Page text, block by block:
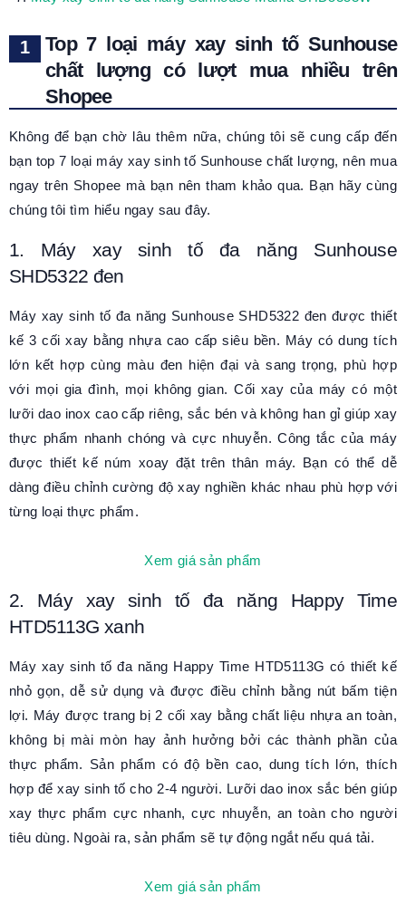
Top 7 loại máy xay sinh tố Sunhouse
chất lượng có lượt mua nhiều trên
Shopee
Không để bạn chờ lâu thêm nữa, chúng tôi sẽ cung cấp đến
bạn top 7 loại máy xay sinh tố Sunhouse chất lượng, nên mua
ngay trên Shopee mà bạn nên tham khảo qua. Bạn hãy cùng
chúng tôi tìm hiểu ngay sau đây.
1. Máy xay sinh tố đa năng Sunhouse
SHD5322 đen
Máy xay sinh tố đa năng Sunhouse SHD5322 đen được thiết
kế 3 cối xay bằng nhựa cao cấp siêu bền. Máy có dung tích
lớn kết hợp cùng màu đen hiện đại và sang trọng, phù hợp
với mọi gia đình, mọi không gian. Cối xay của máy có một
lưỡi dao inox cao cấp riêng, sắc bén và không han gỉ giúp xay
thực phẩm nhanh chóng và cực nhuyễn. Công tắc của máy
được thiết kế núm xoay đặt trên thân máy. Bạn có thể dễ
dàng điều chỉnh cường độ xay nghiền khác nhau phù hợp với
từng loại thực phẩm.
Xem giá sản phẩm
2. Máy xay sinh tố đa năng Happy Time
HTD5113G xanh
Máy xay sinh tố đa năng Happy Time HTD5113G có thiết kế
nhỏ gọn, dễ sử dụng và được điều chỉnh bằng nút bấm tiện
lợi. Máy được trang bị 2 cối xay bằng chất liệu nhựa an toàn,
không bị mài mòn hay ảnh hưởng bởi các thành phần của
thực phẩm. Sản phẩm có độ bền cao, dung tích lớn, thích
hợp để xay sinh tố cho 2-4 người. Lưỡi dao inox sắc bén giúp
xay thực phẩm cực nhanh, cực nhuyễn, an toàn cho người
tiêu dùng. Ngoài ra, sản phẩm sẽ tự động ngắt nếu quá tải.
Xem giá sản phẩm